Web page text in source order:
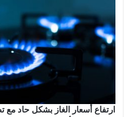
ارتفاع أسعار الغاز بشكل حاد مع